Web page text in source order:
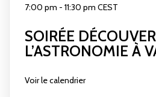
7:00 pm - 11:30 pm CEST
SOIRÉE
L’ASTRONOMIE À
Voir le calendrier